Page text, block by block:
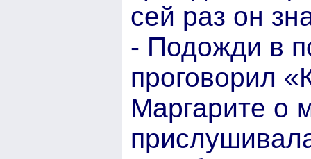
сей раз он
- Подожди в
проговорил
Маргарите о